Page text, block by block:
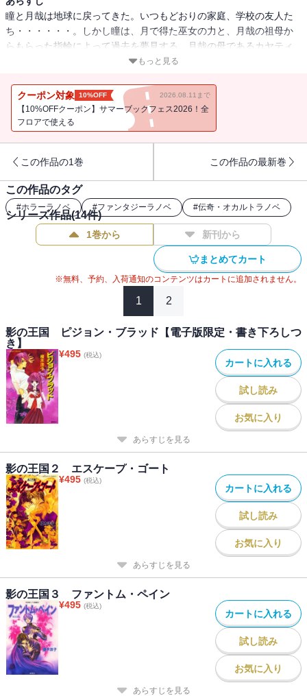
瞳と月哉は地球に戻ってきた。いつもどおりの家庭、学校の友人た
ち・・・・・・。しかし瞳は、月で得た巫女の力と、月哉の祖母か
らもらった指輪によって過去を夢見する。月哉の母であるカヤティ
ーザの、月の王との記憶。なぜ彼女は月哉を生んだのか、どうして
がある――焦燥感にとらわれる瞳は!? 第３部「緋の王座編」スター
もっと見る
クーポン対象 10%OFF 2026.08.11まで
【10%OFFクーポン】サマーブックフェス2026！全
フロアで使える
この作品の1巻 この作品の最新巻
この作品のタグ
#ホラーラノベ #ファンタジーラノベ #伝奇・オカルトラノベ
シリーズ作品(14件)
1巻から 新刊から
まとめてカート
※無料、予約、入荷通知のコンテンツはカートに追加されません。
1 2
影の王国 ピジョン・ブラッド【電子版限定・書き下ろしつ
き】
¥495 (税込)
カートに入れる
試し読み
お気に入り
あらすじを見る
影の王国２ エスケープ・ゴート
¥495 (税込)
カートに入れる
試し読み
お気に入り
あらすじを見る
影の王国３ ファントム・ペイン
¥495 (税込)
カートに入れる
試し読み
お気に入り
あらすじを見る